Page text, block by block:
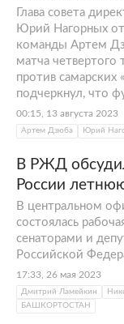
Глава совета
Юрий Нагорных
команды Артем
матча
против самарских
подчеркнул, что
00:15, 13 августа 2023
Артем Дзюба Юрий
В РЖД
России
В центральном
состоялась
сенаторами и
Российской
17:33, 26 мая 2023
Дмитрий Ламейкин
БАШКОРТОСТАН